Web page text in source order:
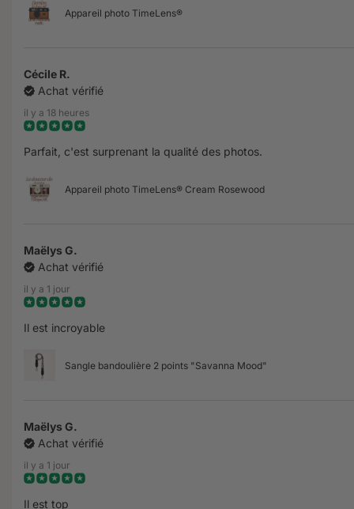
Appareil photo TimeLens®
Cécile R.
Achat vérifié
il y a 18 heures
Parfait, c'est surprenant la qualité des photos.
Appareil photo TimeLens® Cream Rosewood
Maëlys G.
Achat vérifié
il y a 1 jour
Il est incroyable
Sangle bandoulière 2 points "Savanna Mood"
Maëlys G.
Achat vérifié
il y a 1 jour
Il est top